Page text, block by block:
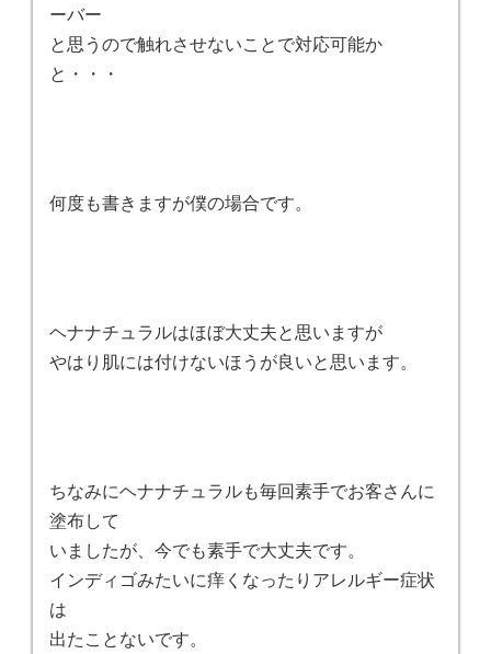
ーバー
と思うので触れさせないことで対応可能か
と・・・
何度も書きますが僕の場合です。
ヘナナチュラルはほぼ大丈夫と思いますが
やはり肌には付けないほうが良いと思います。
ちなみにヘナナチュラルも毎回素手でお客さんに
塗布して
いましたが、今でも素手で大丈夫です。
インディゴみたいに痒くなったりアレルギー症状
は
出たことないです。